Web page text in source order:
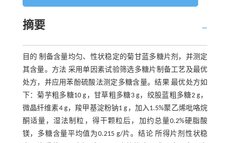
摘要
目的 制备含量均匀、性状稳定的菊甘蓝多糖片剂，并测定
其含量。方法 采用单因素试验筛选多糖片制备工艺及最优
处方，并应用苯酚硫酸法测定多糖含量。结果 最优处方如
下：菊芋粗多糖10 g，甘草粗多糖3 g，绞股蓝粗多糖2 g，
微晶纤维素4 g，羧甲基淀粉钠1 g，加入1.5%聚乙烯吡咯烷
酮适量，湿法制粒，得干颗粒后，加约总量0.2%硬脂酸
镁，多糖含量平均值为0.215 g/片。结论 所得片剂性状稳